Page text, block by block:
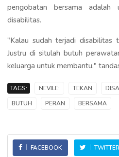
pengobatan bersama adalah
disabilitas.
"Kalau sudah terjadi disabilitas
Justru di situlah butuh
keluarga untuk membantu,"
TAGS: NEVILE: TEKAN
BUTUH
PERAN BERSAMA
FACEBOOK TWITTER